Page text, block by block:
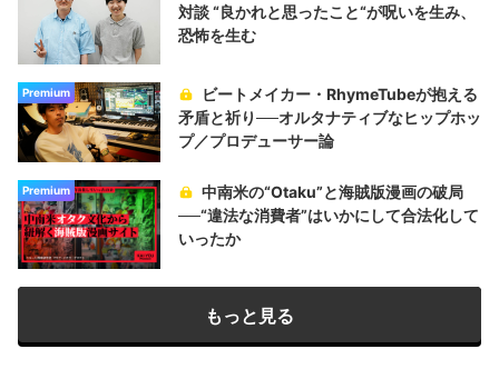
対談 “良かれと思ったこと“が呪いを生み、
恐怖を生む
Premium
ビートメイカー・RhymeTubeが抱える
矛盾と祈り──オルタナティブなヒップホッ
プ／プロデューサー論
Premium
中南米の“Otaku”と海賊版漫画の破局
──“違法な消費者”はいかにして合法化して
いったか
もっと見る